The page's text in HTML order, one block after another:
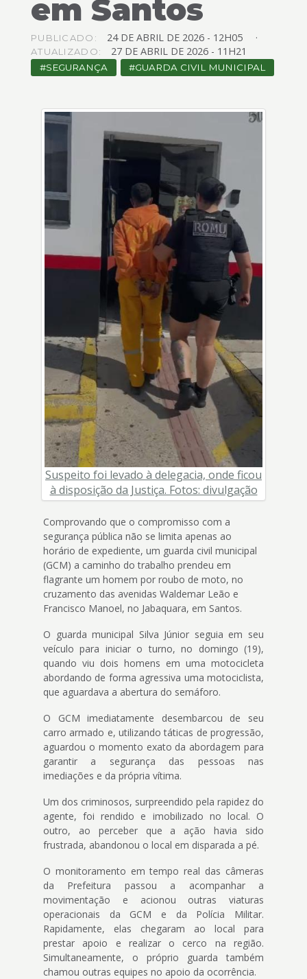
Acessibilidade
em Santos
PUBLICADO: 24 DE ABRILDE 2026 - 12H05
ATUALIZADO: 27 DEABRIL DE 2026 - 11H21
SEGURANÇA GUARDA CIVIL MUNICIPAL
Suspeito foi levado à delegacia, onde ficou
à disposição da Justiça. Fotos: divulgação
Comprovando que o compromisso com a
segurança pública não se limita apenas ao
horário de expediente, um guarda civil municipal
(GCM) a caminho do trabalho prendeu em
flagrante um homem por roubo de moto, no
cruzamento das avenidas Waldemar Leão e
Francisco Manoel, no Jabaquara, em Santos.
O guarda municipal Silva Júnior seguia em seu
veículo para iniciar o turno, no domingo (19),
quando viu dois homens em uma motocicleta
abordando de forma agressiva uma motociclista,
que aguardava a abertura do semáforo.
O GCM imediatamente desembarcou de seu
carro armado e, utilizando táticas de progressão,
aguardou o momento exato da abordagem para
garantir a segurança das pessoas nas
imediações e da própria vítima.
Um dos criminosos, surpreendido pela rapidez do
agente, foi rendido e imobilizado no local. O
outro, ao perceber que a ação havia sido
frustrada, abandonou o local em disparada a pé.
O monitoramento em tempo real das câmeras
da Prefeitura passou a acompanhar a
movimentação e acionou outras viaturas
operacionais da GCM e da Polícia Militar.
Rapidamente, elas chegaram ao local para
prestar apoio e realizar o cerco na região.
Simultaneamente, o próprio guarda também
chamou outras equipes no apoio da ocorrência.